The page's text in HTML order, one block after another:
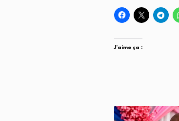
J’aime ça :